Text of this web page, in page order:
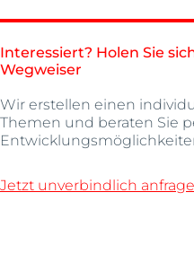
Interessiert? Holen Sie
Wegweiser
Wir erstellen einen
Themen und beraten Sie
Jetzt unverbindlich